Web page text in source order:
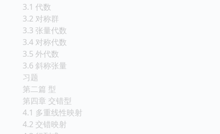
3.1 代数
3.2 对称群
3.3 张量代数
3.4 对称代数
3.5 外代数
3.6 斜称张量
习题
第二篇 型
第四章 交错型
4.1 多重线性映射
4.2 交错映射